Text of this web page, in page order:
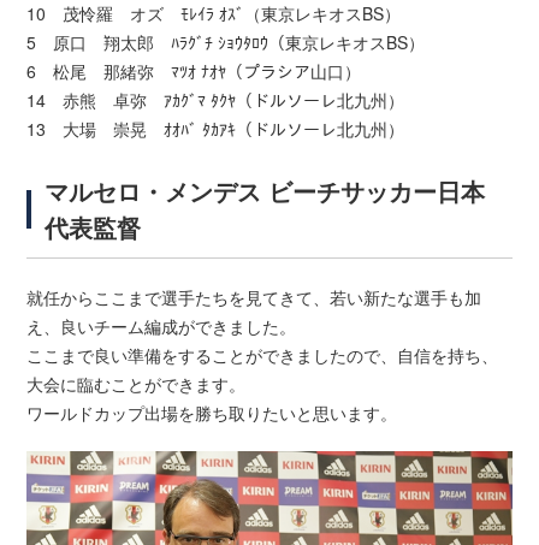
10 茂怜羅 オズ ﾓﾚｲﾗ ｵｽﾞ（東京レキオスBS）
5 原口 翔太郎 ﾊﾗｸﾞﾁ ｼｮｳﾀﾛｳ（東京レキオスBS）
6 松尾 那緒弥 ﾏﾂｵ ﾅｵﾔ（プラシア山口）
14 赤熊 卓弥 ｱｶｸﾞﾏ ﾀｸﾔ（ドルソーレ北九州）
13 大場 崇晃 ｵｵﾊﾞ ﾀｶｱｷ（ドルソーレ北九州）
マルセロ・メンデス ビーチサッカー日本
代表監督
就任からここまで選手たちを見てきて、若い新たな選手も加
え、良いチーム編成ができました。
ここまで良い準備をすることができましたので、自信を持ち、
大会に臨むことができます。
ワールドカップ出場を勝ち取りたいと思います。